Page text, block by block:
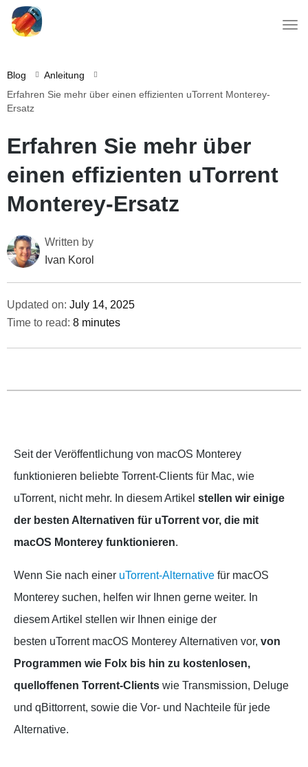
Blog
Anleitung
Erfahren Sie mehr über einen effizienten uTorrent Monterey-
Ersatz
Erfahren Sie mehr über
einen effizienten uTorrent
Monterey-Ersatz
Written by
Ivan Korol
Updated on: July 14, 2025
Time to read: 8 minutes
Seit der Veröffentlichung von macOS Monterey
funktionieren beliebte Torrent-Clients für Mac, wie
uTorrent, nicht mehr. In diesem Artikel stellen wir einige
der besten Alternativen für uTorrent vor, die mit
macOS Monterey funktionieren.
Wenn Sie nach einer uTorrent-Alternative für macOS
Monterey suchen, helfen wir Ihnen gerne weiter. In
diesem Artikel stellen wir Ihnen einige der
besten uTorrent macOS Monterey Alternativen vor, von
Programmen wie Folx bis hin zu kostenlosen,
quelloffenen Torrent-Clients wie Transmission, Deluge
und qBittorrent, sowie die Vor- und Nachteile für jede
Alternative.